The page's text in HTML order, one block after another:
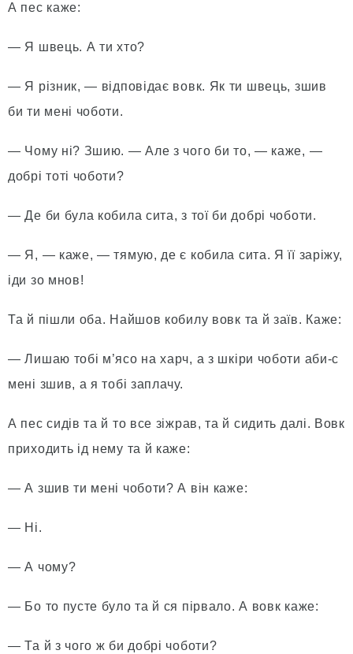
А пес каже:
— Я швець. А ти хто?
— Я різник, — відповідає вовк. Як ти швець, зшив
би ти мені чоботи.
— Чому ні? Зшию. — Але з чого би то, — каже, —
добрі тоті чоботи?
— Де би була кобила сита, з тої би добрі чоботи.
— Я, — каже, — тямую, де є кобила сита. Я її заріжу,
іди зо мнов!
Та й пішли оба. Найшов кобилу вовк та й заїв. Каже:
— Лишаю тобі м’ясо на харч, а з шкіри чоботи аби-с
мені зшив, а я тобі заплачу.
А пес сидів та й то все зіжрав, та й сидить далі. Вовк
приходить ід нему та й каже:
— А зшив ти мені чоботи? А він каже:
— Ні.
— А чому?
— Бо то пусте було та й ся пірвало. А вовк каже:
— Та й з чого ж би добрі чоботи?